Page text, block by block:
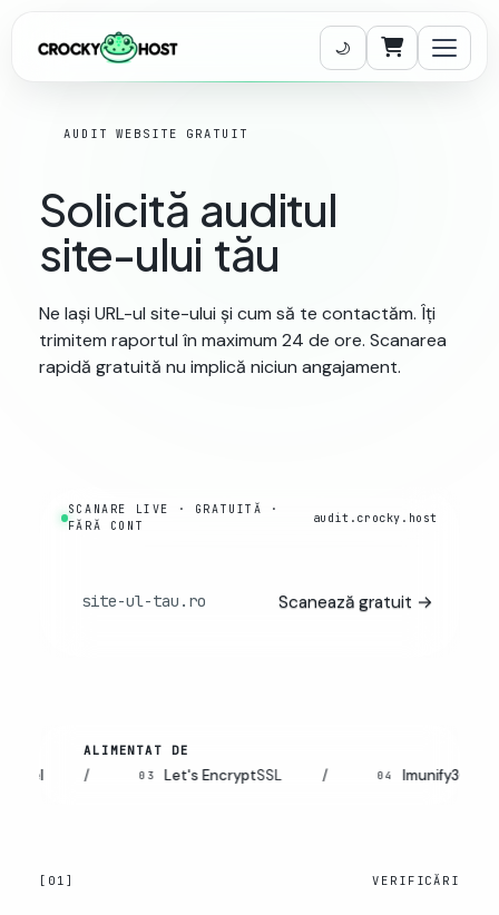
Coș de
AUDIT WEBSITE GRATUIT
Solicită auditul
site-ului tău
Ne lași URL-ul site-ului și cum să te contactăm. Îți
trimitem raportul în maximum 24 de ore. Scanarea
rapidă gratuită nu implică niciun angajament.
SCANARE LIVE · GRATUITĂ ·
FĂRĂ CONT
audit.crocky.host
Scanează gratuit →
ALIMENTAT DE
Let's EncryptSSL Imunify360
[01] VERIFICĂRI